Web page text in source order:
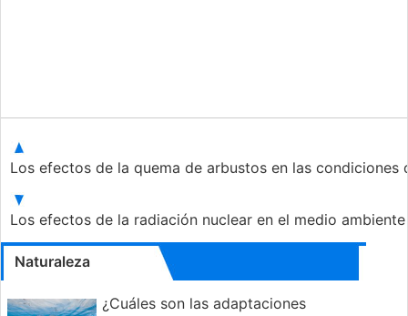
Los efectos de la quema de arbustos en las condiciones
Los efectos de la radiación nuclear en el medio
Naturaleza
¿Cuáles son las adaptaciones